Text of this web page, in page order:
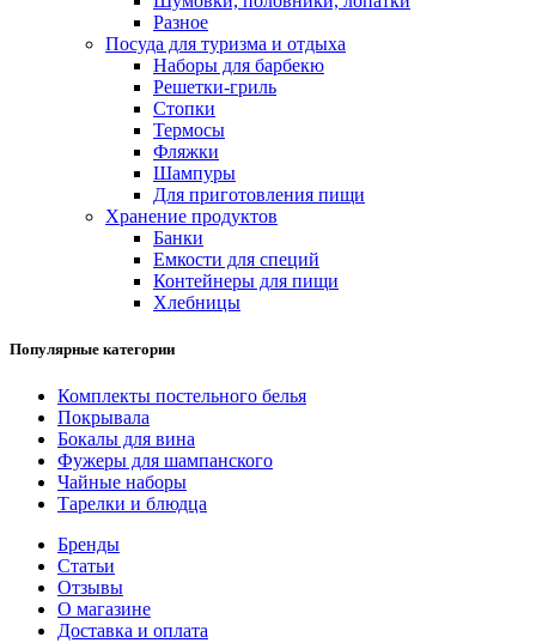
Разное
Посуда для туризма и отдыха
Наборы для барбекю
Решетки-гриль
Стопки
Термосы
Фляжки
Шампуры
Для приготовления пищи
Хранение продуктов
Банки
Емкости для специй
Контейнеры для пищи
Хлебницы
Популярные категории
Комплекты постельного белья
Покрывала
Бокалы для вина
Фужеры для шампанского
Чайные наборы
Тарелки и блюдца
Бренды
Статьи
Отзывы
О магазине
Доставка и оплата